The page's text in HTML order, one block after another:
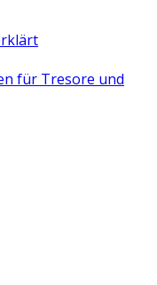
für Tresore und